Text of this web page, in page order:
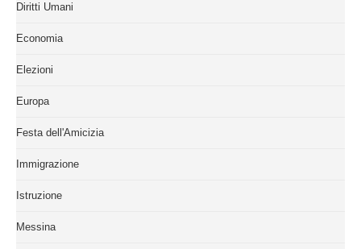
Diritti Umani
Economia
Elezioni
Europa
Festa dell'Amicizia
Immigrazione
Istruzione
Messina